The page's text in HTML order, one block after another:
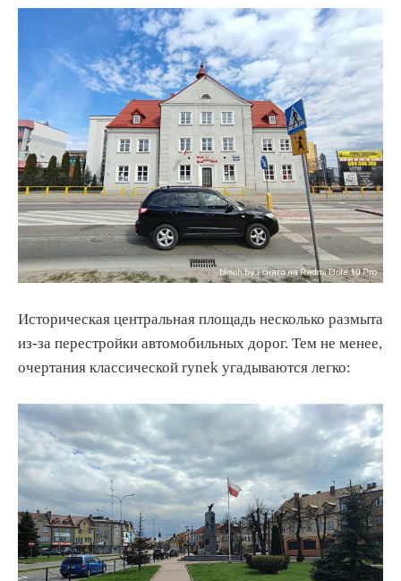
Историческая центральная площадь несколько размыта
из-за перестройки автомобильных дорог. Тем не менее,
очертания классической rynek угадываются легко: